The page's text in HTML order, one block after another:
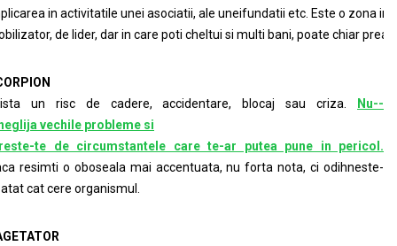
in activitatile unei asociatii, ale uneifundatii etc. Este o zona in
de lider, dar in care poti cheltui si multi bani, poate chiar prea
un risc de cadere, accidentare, blocaj sau criza.
Nu-­
vechile probleme si
te de circumstantele care te­-ar putea pune in pericol.
resimti o oboseala mai accentuata, nu forta nota, ci odihneste­
cat cere organismul.